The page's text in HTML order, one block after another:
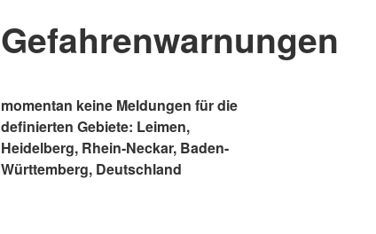
Gefahrenwarnungen
momentan keine Meldungen für die
definierten Gebiete: Leimen,
Heidelberg, Rhein-Neckar, Baden-
Württemberg, Deutschland